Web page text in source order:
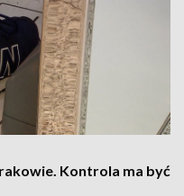
Kontrola ma być